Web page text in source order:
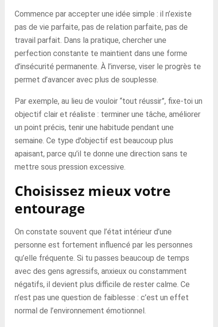
Commence par accepter une idée simple : il n’existe
pas de vie parfaite, pas de relation parfaite, pas de
travail parfait. Dans la pratique, chercher une
perfection constante te maintient dans une forme
d’insécurité permanente. À l’inverse, viser le progrès te
permet d’avancer avec plus de souplesse.
Par exemple, au lieu de vouloir “tout réussir”, fixe-toi un
objectif clair et réaliste : terminer une tâche, améliorer
un point précis, tenir une habitude pendant une
semaine. Ce type d’objectif est beaucoup plus
apaisant, parce qu’il te donne une direction sans te
mettre sous pression excessive.
Choisissez mieux votre
entourage
On constate souvent que l’état intérieur d’une
personne est fortement influencé par les personnes
qu’elle fréquente. Si tu passes beaucoup de temps
avec des gens agressifs, anxieux ou constamment
négatifs, il devient plus difficile de rester calme. Ce
n’est pas une question de faiblesse : c’est un effet
normal de l’environnement émotionnel.